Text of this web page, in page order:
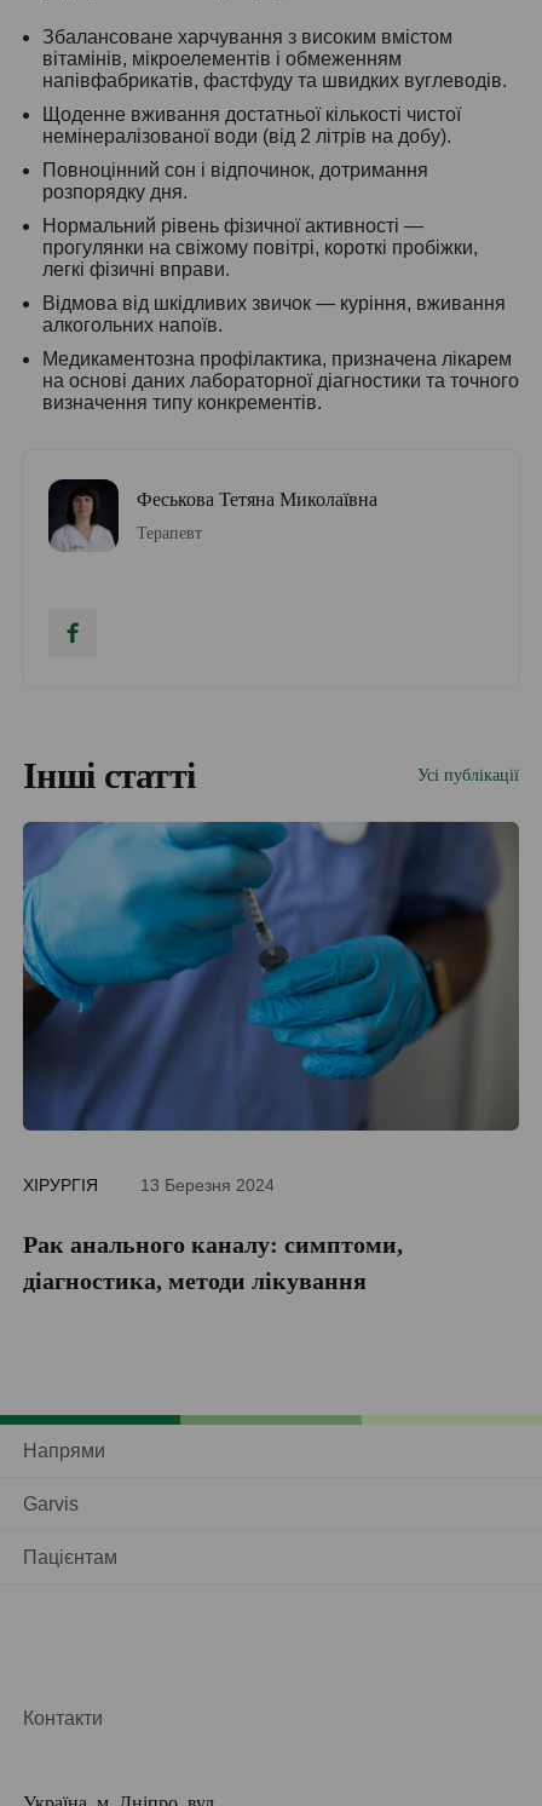
Збалансоване харчування з високим вмістом
вітамінів, мікроелементів і обмеженням
напівфабрикатів, фастфуду та швидких вуглеводів.
Щоденне вживання достатньої кількості чистої
немінералізованої води (від 2 літрів на добу).
Повноцінний сон і відпочинок, дотримання
розпорядку дня.
Нормальний рівень фізичної активності —
прогулянки на свіжому повітрі, короткі пробіжки,
легкі фізичні вправи.
Відмова від шкідливих звичок — куріння, вживання
алкогольних напоїв.
Медикаментозна профілактика, призначена лікарем
на основі даних лабораторної діагностики та точного
визначення типу конкрементів.
Феськова Тетяна Миколаївна
Терапевт
Інші статті Усі публікації
ХІРУРГІЯ 13 Березня 2024
Рак анального каналу: симптоми,
діагностика, методи лікування
Напрями
Garvis
Пацієнтам
Контакти